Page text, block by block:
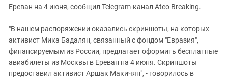
Ереван на 4 июня, сообщил Telegram-канал Ateo Breaking.
"В нашем распоряжении оказались скриншоты, на которых
активист Мика Бадалян, связанный с фондом "Евразия",
финансируемым из России, предлагает оформить бесплатные
авиабилеты из Москвы в Ереван на 4 июня. Скриншоты
предоставил активист Аршак Макичян", - говорилось в